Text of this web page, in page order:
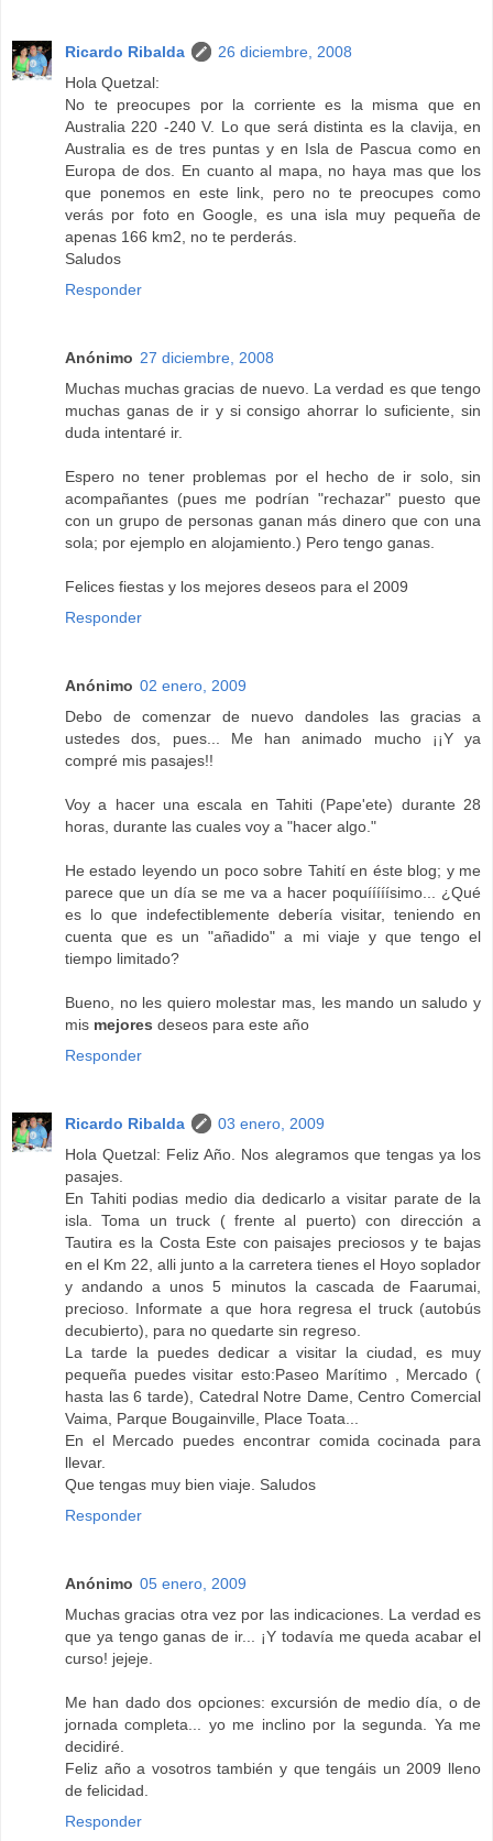
Ricardo Ribalda
26 diciembre, 2008
Hola Quetzal:
No te preocupes por la corriente es la misma que en
Australia 220 -240 V. Lo que será distinta es la clavija, en
Australia es de tres puntas y en Isla de Pascua como en
Europa de dos. En cuanto al mapa, no haya mas que los
que ponemos en este link, pero no te preocupes como
verás por foto en Google, es una isla muy pequeña de
apenas 166 km2, no te perderás.
Saludos
Responder
Anónimo 27 diciembre, 2008
Muchas muchas gracias de nuevo. La verdad es que tengo
muchas ganas de ir y si consigo ahorrar lo suficiente, sin
duda intentaré ir.
Espero no tener problemas por el hecho de ir solo, sin
acompañantes (pues me podrían "rechazar" puesto que
con un grupo de personas ganan más dinero que con una
sola; por ejemplo en alojamiento.) Pero tengo ganas.
Felices fiestas y los mejores deseos para el 2009
Responder
Anónimo 02 enero, 2009
Debo de comenzar de nuevo dandoles las gracias a
ustedes dos, pues... Me han animado mucho ¡¡Y ya
compré mis pasajes!!
Voy a hacer una escala en Tahiti (Pape'ete) durante 28
horas, durante las cuales voy a "hacer algo."
He estado leyendo un poco sobre Tahití en éste blog; y me
parece que un día se me va a hacer poquííííísimo... ¿Qué
es lo que indefectiblemente debería visitar, teniendo en
cuenta que es un "añadido" a mi viaje y que tengo el
tiempo limitado?
Bueno, no les quiero molestar mas, les mando un saludo y
mis mejores deseos para este año
Responder
Ricardo Ribalda
03 enero, 2009
Hola Quetzal: Feliz Año. Nos alegramos que tengas ya los
pasajes.
En Tahiti podias medio dia dedicarlo a visitar parate de la
isla. Toma un truck ( frente al puerto) con dirección a
Tautira es la Costa Este con paisajes preciosos y te bajas
en el Km 22, alli junto a la carretera tienes el Hoyo soplador
y andando a unos 5 minutos la cascada de Faarumai,
precioso. Informate a que hora regresa el truck (autobús
decubierto), para no quedarte sin regreso.
La tarde la puedes dedicar a visitar la ciudad, es muy
pequeña puedes visitar esto:Paseo Marítimo , Mercado (
hasta las 6 tarde), Catedral Notre Dame, Centro Comercial
Vaima, Parque Bougainville, Place Toata...
En el Mercado puedes encontrar comida cocinada para
llevar.
Que tengas muy bien viaje. Saludos
Responder
Anónimo 05 enero, 2009
Muchas gracias otra vez por las indicaciones. La verdad es
que ya tengo ganas de ir... ¡Y todavía me queda acabar el
curso! jejeje.
Me han dado dos opciones: excursión de medio día, o de
jornada completa... yo me inclino por la segunda. Ya me
decidiré.
Feliz año a vosotros también y que tengáis un 2009 lleno
de felicidad.
Responder